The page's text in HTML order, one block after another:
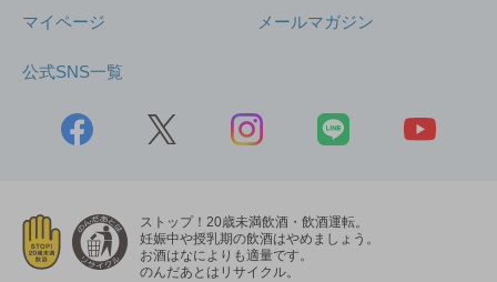
マイページ メールマガジン
公式SNS一覧
ストップ！20歳未満飲酒・飲酒運転。
妊娠中や授乳期の飲酒はやめましょう。
お酒はなによりも適量です。
のんだあとはリサイクル。